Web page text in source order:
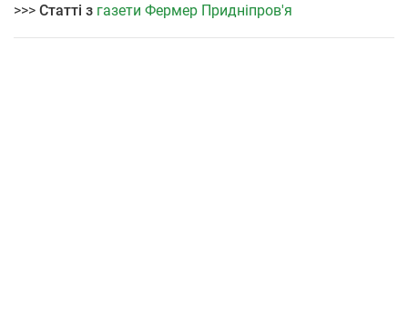
>>> Статті з газети Фермер Придніпров'я